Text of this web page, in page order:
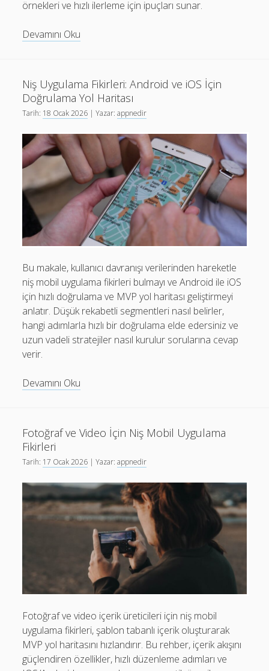
örnekleri ve hızlı ilerleme için ipuçları sunar.
Devamını Oku
Testi
ile
Özellik
Seçimi
Niş Uygulama Fikirleri: Android ve iOS İçin
Doğrulama Yol Haritası
Tarih: 18 Ocak 2026 | Yazar:appnedir
Bu makale, kullanıcı davranışı verilerinden hareketle
niş mobil uygulama fikirleri bulmayı ve Android ile iOS
için hızlı doğrulama ve MVP yol haritası geliştirmeyi
anlatır. Düşük rekabetli segmentleri nasıl belirler,
hangi adımlarla hızlı bir doğrulama elde edersiniz ve
uzun vadeli stratejiler nasıl kurulur sorularına cevap
verir.
Devamını Oku
Android
ve
İçin
Doğrulama
Yol
Haritası
Fotoğraf ve Video İçin Niş Mobil Uygulama
Fikirleri
Tarih: 17 Ocak 2026 | Yazar:appnedir
Fotoğraf ve video içerik üreticileri için niş mobil
uygulama fikirleri, şablon tabanlı içerik oluşturarak
MVP yol haritasını hızlandırır. Bu rehber, içerik akışını
güçlendiren özellikler, hızlı düzenleme adımları ve